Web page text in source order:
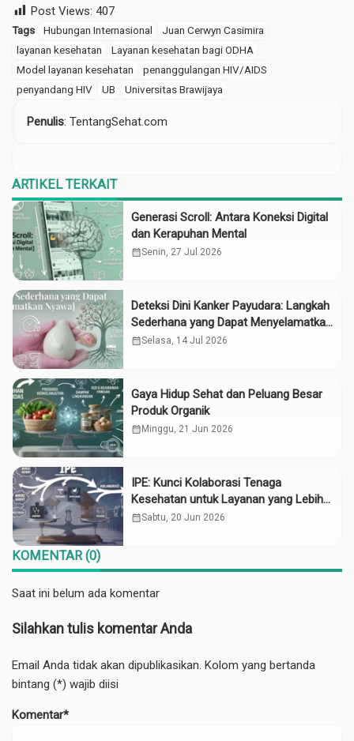
Post Views: 407
Tags Hubungan Internasional
Juan Cerwyn Casimira
layanan kesehatan
Layanan kesehatan bagi ODHA
Model layanan kesehatan
penanggulangan HIV/AIDS
penyandang HIV
UB Universitas Brawijaya
Penulis: TentangSehat.com
ARTIKEL TERKAIT
Generasi Scroll: Antara Koneksi Digital
dan Kerapuhan Mental
calendar_monthSenin, 27 Jul 2026
Deteksi Dini Kanker Payudara: Langkah
Sederhana yang Dapat Menyelamatkan
Nyawa
calendar_monthSelasa, 14 Jul 2026
Gaya Hidup Sehat dan Peluang Besar
Produk Organik
calendar_month Minggu, 21 Jun 2026
IPE: Kunci Kolaborasi Tenaga
Kesehatan untuk Layanan yang Lebih
Baik
calendar_monthSabtu, 20 Jun 2026
KOMENTAR (0)
Saat ini belum ada komentar
Silahkan tulis komentar Anda
Email Anda tidak akan dipublikasikan. Kolom yang bertanda
bintang (*) wajib diisi
Komentar*